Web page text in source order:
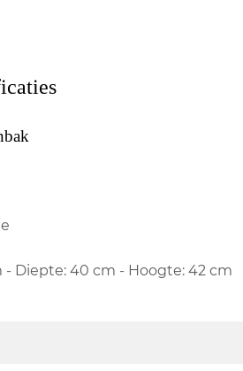
- Diepte: 40 cm - Hoogte: 42 cm